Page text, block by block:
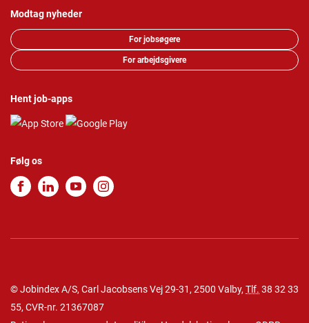
Modtag nyheder
For jobsøgere
For arbejdsgivere
Hent job-apps
Følg os
© Jobindex A/S, Carl Jacobsens Vej 29-31, 2500 Valby, Tlf. 38 32 33
55, CVR-nr. 21367087